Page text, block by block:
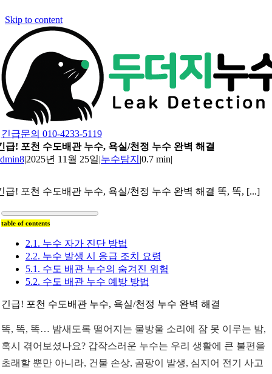
Skip to content
긴급문의 010-4233-5119
급! 포천 수도배관 누수, 욕실/천정 누수 완벽 해결
|2025년 11월 25일|누수탐지 |0.7 min|
급! 포천 수도배관 누수, 욕실/천정 누수 완벽 해결 똑, 똑, [...]
table of contents
2.1. 누수 자가 진단 방법
2.2. 누수 발생 시 응급 조치 요령
5.1. 수도 배관 누수의 숨겨진 위험
5.2. 수도 배관 누수 예방 방법
긴급! 포천 수도배관 누수, 욕실/천정 누수 완벽 해결
똑, 똑, 똑… 밤새도록 떨어지는 물방울 소리에 잠 못 이루는 밤,
혹시 겪어보셨나요? 갑작스러운 누수는 우리 생활에 큰 불편을
초래할 뿐만 아니라, 건물 손상, 곰팡이 발생, 심지어 전기 사고